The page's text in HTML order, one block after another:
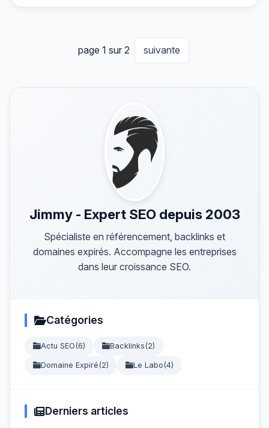
page 1 sur 2 suivante
Jimmy - Expert SEO depuis 2003
Spécialiste en référencement, backlinks et
domaines expirés. Accompagne les entreprises
dans leur croissance SEO.
Catégories
Actu SEO(6) Backlinks(2)
Domaine Expiré(2) Le Labo(4)
Derniers articles